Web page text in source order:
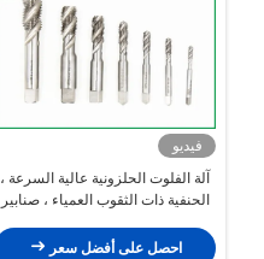
فيديو
آلة الفلوت الحلزونية عالية السرعة ،
الحنفية ذات الثقوب العمياء ، صنابير
احصل على أفضل سعر